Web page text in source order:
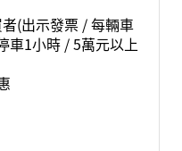
(出示發票 / 每輛車
車1小時 / 5萬元以上